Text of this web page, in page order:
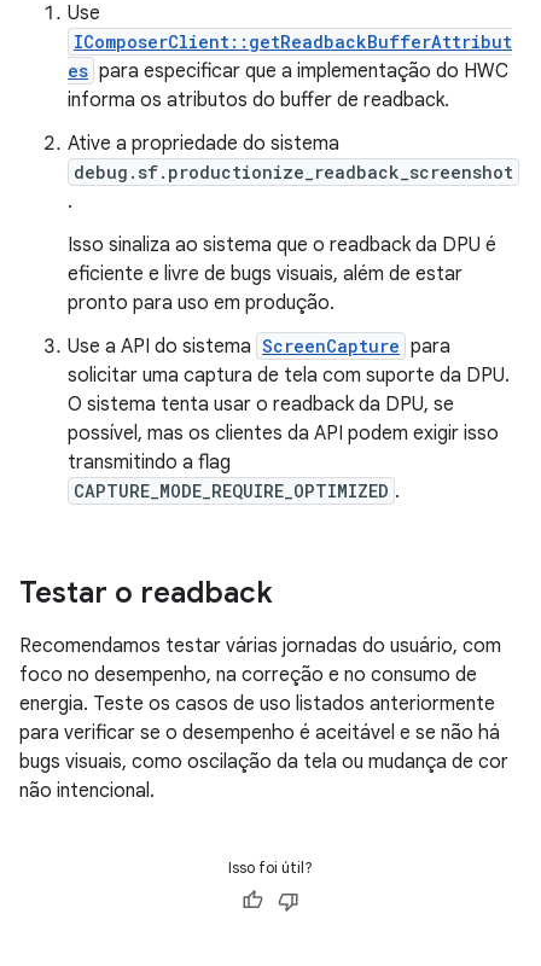
Use
IComposerClient::getReadbackBufferAttribut
es para especificar que a implementação do HWC
informa os atributos do buffer de readback.
Ative a propriedade do sistema
debug.sf.productionize_readback_screenshot
.
Isso sinaliza ao sistema que o readback da DPU é
eficiente e livre de bugs visuais, além de estar
pronto para uso em produção.
Use a API do sistema ScreenCapture para
solicitar uma captura de tela com suporte da DPU.
O sistema tenta usar o readback da DPU, se
possível, mas os clientes da API podem exigir isso
transmitindo a flag
CAPTURE_MODE_REQUIRE_OPTIMIZED .
Testar o readback
Recomendamos testar várias jornadas do usuário, com
foco no desempenho, na correção e no consumo de
energia. Teste os casos de uso listados anteriormente
para verificar se o desempenho é aceitável e se não há
bugs visuais, como oscilação da tela ou mudança de cor
não intencional.
Isso foi útil?